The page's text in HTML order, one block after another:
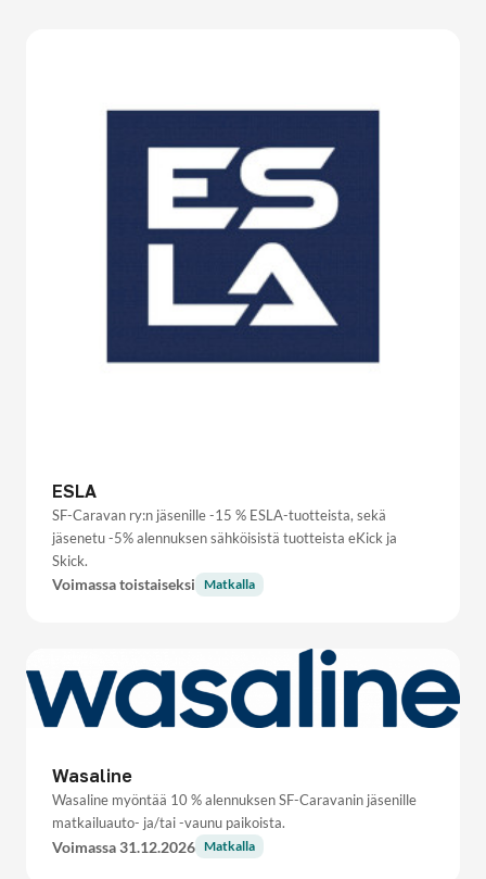
ESLA
SF-Caravan ry:n jäsenille -15 % ESLA-tuotteista, sekä
jäsenetu -5% alennuksen sähköisistä tuotteista eKick ja
Skick.
Voimassa toistaiseksi Matkalla
Wasaline
Wasaline myöntää 10 % alennuksen SF-Caravanin jäsenille
matkailuauto- ja/tai -vaunu paikoista.
Voimassa 31.12.2026 Matkalla